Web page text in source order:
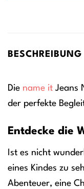
BESCHREIBUNG
Die name it Jeans
der perfekte
Entdecke die
Ist es nicht
eines Kindes zu
Abenteuer, eine